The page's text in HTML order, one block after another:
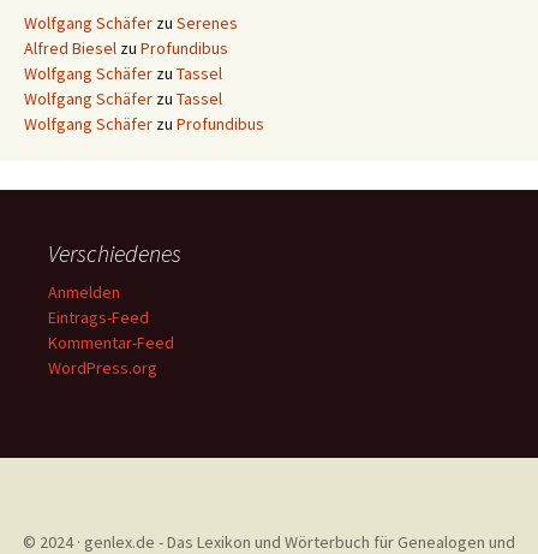
Wolfgang Schäfer zu Serenes
Alfred Biesel zu Profundibus
Wolfgang Schäfer zu Tassel
Wolfgang Schäfer zu Tassel
Wolfgang Schäfer zu Profundibus
Verschiedenes
Anmelden
Eintrags-Feed
Kommentar-Feed
WordPress.org
© 2024 · genlex.de - Das Lexikon und Wörterbuch für Genealogen und